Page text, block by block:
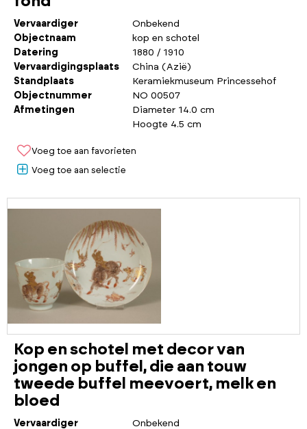
Vervaardiger
Onbekend
Objectnaam
kop en schotel
Datering
1880 / 1910
Vervaardigingsplaats
China (Azië)
Standplaats
Keramiekmuseum Princessehof
Objectnummer
NO 00507
Afmetingen
Diameter 14.0 cm
Hoogte 4.5 cm
Voeg toe aan favorieten
Voeg toe aan selectie
Kop en schotel met decor van
jongen op buffel, die aan touw
tweede buffel meevoert, melk en
bloed
Vervaardiger
Onbekend